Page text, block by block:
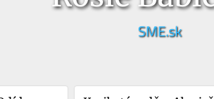
SME.sk